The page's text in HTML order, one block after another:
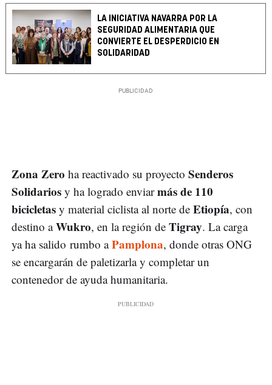
LA INICIATIVA NAVARRA POR LA
SEGURIDAD ALIMENTARIA QUE
CONVIERTE EL DESPERDICIO EN
SOLIDARIDAD
Zona Zero ha reactivado su proyecto Senderos
Solidarios y ha logrado enviarmás de 110
bicicletas y material ciclista al norte de Etiopía, con
destino aWukro, en la región de Tigray. La carga
ya ha salido rumbo aPamplona, donde otras ONG
se encargarán de paletizarla y completar un
contenedor de ayuda humanitaria.